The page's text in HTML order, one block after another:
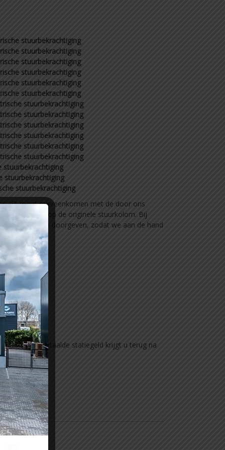
stuurbekrachtiging
stuurbekrachtiging
stuurbekrachtiging
stuurbekrachtiging
stuurbekrachtiging
stuurbekrachtiging
stuurbekrachtiging
stuurbekrachtiging
stuurbekrachtiging
stuurbekrachtiging
stuurbekrachtiging
stuurbekrachtiging
stuurbekrachtiging
stuurbekrachtiging
stuurbekrachtiging
dit moet overeenkomen met de door ons
staat op de originele stuurkolom. Bij
van de auto doorgeven, zodat we aan de hand
aankoop betaalde statiegeld krijgt u terug na